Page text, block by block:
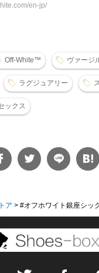
en-jp/
Off-White™️ ヴァージ
ラグジュアリー
ックス
ア > #オフホワイト銀座シッ